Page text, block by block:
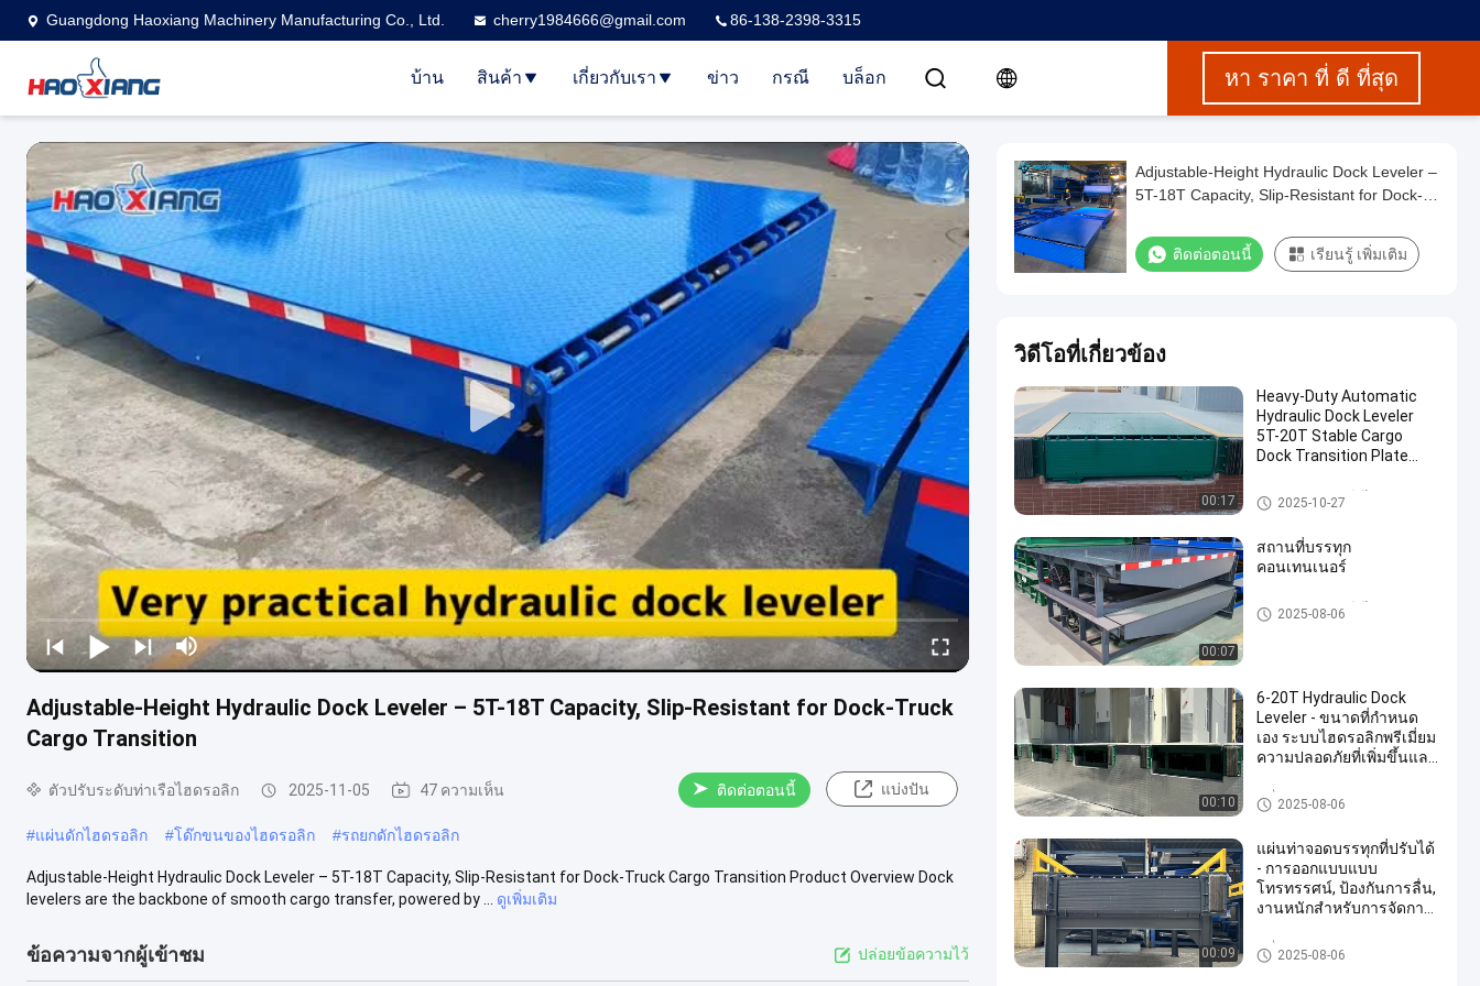
Guangdong Haoxiang Machinery Manufacturing Co., Ltd. cherry1984666@gmail.com 86-138-2398-3315
บ้าน สินค้า เกี่ยวกับเรา ข่าว กรณี บล็อก หา ราคา ที่ ดี ที่สุด
Adjustable-Height Hydraulic Dock Leveler – 5T-18T Capacity, Slip-Resistant for Dock-Truck
Cargo Transition
ตัวปรับระดับท่าเรือไฮดรอลิก 2025-11-05 47 ความเห็น ติดต่อตอนนี้ แบ่งปัน
#แผ่นดักไฮดรอลิก #โด๊กขนของไฮดรอลิก #รถยกดักไฮดรอลิก
Adjustable-Height Hydraulic Dock Leveler – 5T-18T Capacity, Slip-Resistant for Dock-Truck Cargo Transition Product Overview Dock
levelers are the backbone of smooth cargo transfer, powered by ...
ดูเพิ่มเติม
ข้อความจากผู้เข้าชม ปล่อยข้อความไว้
Adjustable-Height Hydraulic Dock Leveler –
5T-18T Capacity, Slip-Resistant for Dock-
ติดต่อตอนนี้ เรียนรู้ เพิ่มเติม
วิดีโอที่เกี่ยวข้อง
00:17
Heavy-Duty Automatic
Hydraulic Dock Leveler
5T-20T Stable Cargo
Dock Transition Plate
ตัวปรับระดับท่าเรือไฮดรอลิก
2025-10-27
00:07
สถานที่บรรทุก
คอนเทนเนอร์
ตัวปรับระดับท่าเรือไฮดรอลิก
2025-08-06
00:10
6-20T Hydraulic Dock
Leveler - ขนาดที่กําหนด
เอง ระบบไฮดรอลิกพรีเมี่ยม
ความปลอดภัยที่เพิ่มขึ้นและ
เครื่องปรับระดับท่อนคลังสินค้า
2025-08-06
00:09
แผ่นท่าจอดบรรทุกที่ปรับได้
- การออกแบบแบบ
โทรทรรศน์, ป้องกันการลื่น,
งานหนักสําหรับการจัดการ
เครื่องปรับระดับท่อนคลังสินค้า
2025-08-06